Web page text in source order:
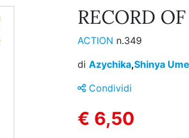
RECORD
ACTION n.349
di Azychika,Shinya
Condividi
€ 6,50